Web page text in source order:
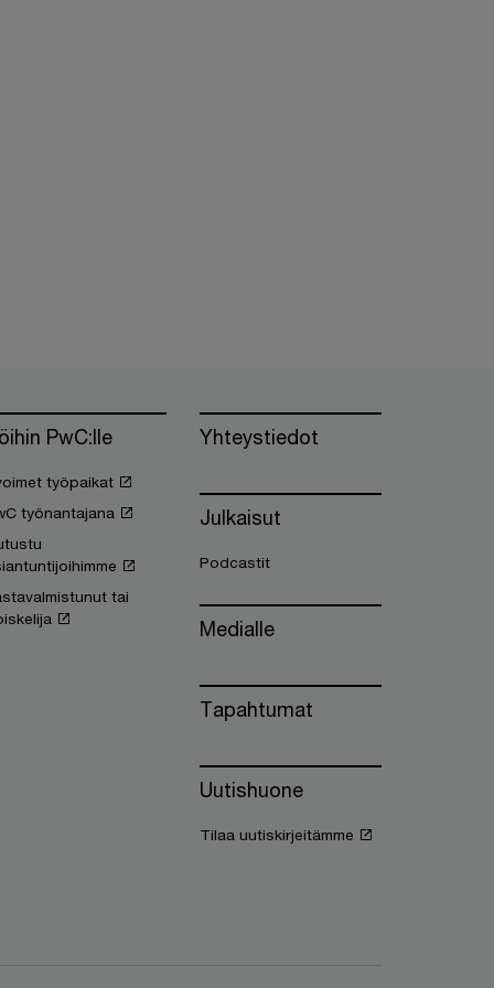
PwC:lle
työpaikat
työnantajana
tai
Yhteystiedot
Julkaisut
Podcastit
Medialle
Tapahtumat
Uutishuone
Tilaa uutiskirjeitämme